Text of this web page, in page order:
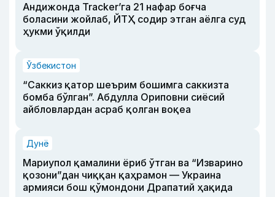
Андижонда Tracker’га 21 нафар боғча
боласини жойлаб, ЙТҲ содир этган аёлга суд
ҳукми ўқилди
Ўзбекистон
“Саккиз қатор шеърим бошимга саккизта
бомба бўлган”. Абдулла Ориповни сиёсий
айбловлардан асраб қолган воқеа
Дунё
Мариупол қамалини ёриб ўтган ва “Изварино
қозони”дан чиққан қаҳрамон — Украина
армияси бош қўмондони Драпатий ҳақида